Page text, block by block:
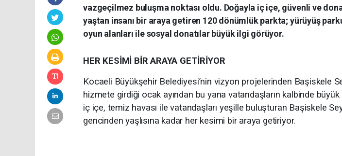
vazgeçilmez buluşma noktası oldu. Doğayla iç içe, güvenli ve
yaştan insanı bir araya getiren 120 dönümlük parkta; yürüyüş
oyun alanları ile sosyal donatılar büyük ilgi görüyor.
HER KESİMİ BİR ARAYA GETİRİYOR
Kocaeli Büyükşehir Belediyesi’nin vizyon projelerinden Başiskele
hizmete girdiği ocak ayından bu yana vatandaşların kalbinde
iç içe, temiz havası ile vatandaşları yeşille buluşturan Başiskele
gencinden yaşlısına kadar her kesimi bir araya getiriyor.